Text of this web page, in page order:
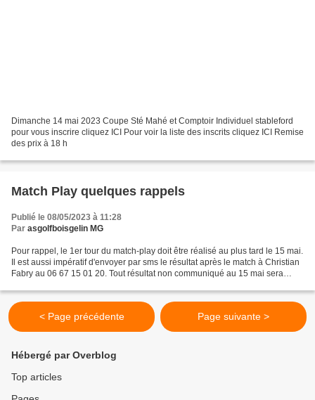
Dimanche 14 mai 2023 Coupe Sté Mahé et Comptoir Individuel stableford
pour vous inscrire cliquez ICI Pour voir la liste des inscrits cliquez ICI Remise
des prix à 18 h
Match Play quelques rappels
Publié le 08/05/2023 à 11:28
Par asgolfboisgelin MG
Pour rappel, le 1er tour du match-play doit être réalisé au plus tard le 15 mai.
Il est aussi impératif d'envoyer par sms le résultat après le match à Christian
Fabry au 06 67 15 01 20. Tout résultat non communiqué au 15 mai sera
< Page précédente Page suivante >
Hébergé par Overblog
Top articles